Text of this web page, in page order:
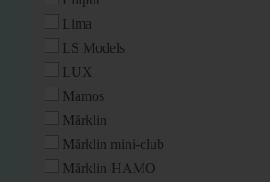
Lima
LS Models
LUX
Mamos
Märklin
Märklin mini-club
Märklin-HAMO